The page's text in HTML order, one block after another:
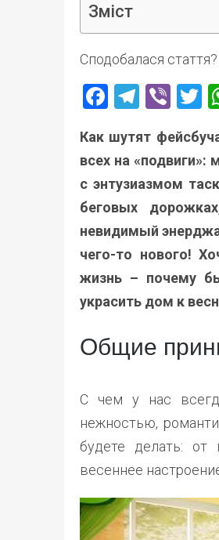
Зміст
Сподобалася
Facebook
Как шутят
всех на
с энтузиазмом
беговых
невидимый
чего-то нового!
жизнь – почему
украсить дом к
Общие
С чем у нас
нежностью,
будете делать:
весеннее